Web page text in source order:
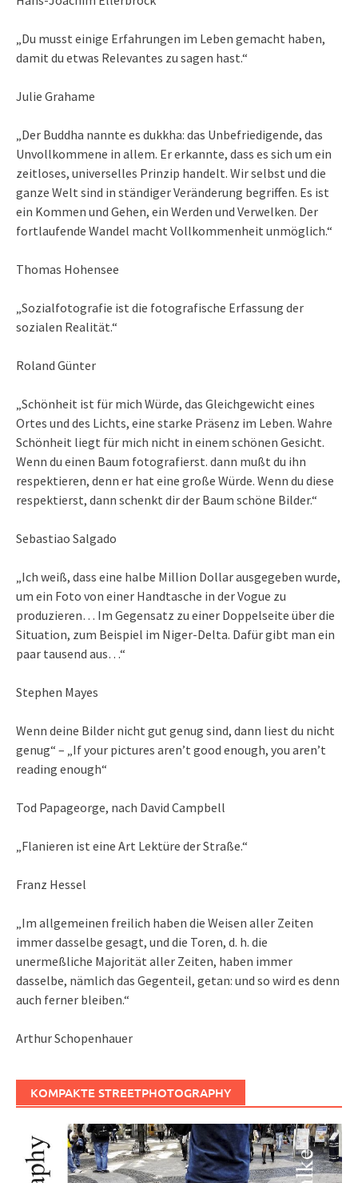
„Du musst einige Erfahrungen im Leben gemacht haben,
damit du etwas Relevantes zu sagen hast.“
Julie Grahame
„Der Buddha nannte es dukkha: das Unbefriedigende, das
Unvollkommene in allem. Er erkannte, dass es sich um ein
zeitloses, universelles Prinzip handelt. Wir selbst und die
ganze Welt sind in ständiger Veränderung begriffen. Es ist
ein Kommen und Gehen, ein Werden und Verwelken. Der
fortlaufende Wandel macht Vollkommenheit unmöglich.“
Thomas Hohensee
„Sozialfotografie ist die fotografische Erfassung der
sozialen Realität.“
Roland Günter
„Schönheit ist für mich Würde, das Gleichgewicht eines
Ortes und des Lichts, eine starke Präsenz im Leben. Wahre
Schönheit liegt für mich nicht in einem schönen Gesicht.
Wenn du einen Baum fotografierst. dann mußt du ihn
respektieren, denn er hat eine große Würde. Wenn du diese
respektierst, dann schenkt dir der Baum schöne Bilder.“
Sebastiao Salgado
„Ich weiß, dass eine halbe Million Dollar ausgegeben wurde,
um ein Foto von einer Handtasche in der Vogue zu
produzieren… Im Gegensatz zu einer Doppelseite über die
Situation, zum Beispiel im Niger-Delta. Dafür gibt man ein
paar tausend aus…“
Stephen Mayes
Wenn deine Bilder nicht gut genug sind, dann liest du nicht
genug“ – „If your pictures aren’t good enough, you aren’t
reading enough“
Tod Papageorge, nach David Campbell
„Flanieren ist eine Art Lektüre der Straße.“
Franz Hessel
„Im allgemeinen freilich haben die Weisen aller Zeiten
immer dasselbe gesagt, und die Toren, d. h. die
unermeßliche Majorität aller Zeiten, haben immer
dasselbe, nämlich das Gegenteil, getan: und so wird es denn
auch ferner bleiben.“
Arthur Schopenhauer
KOMPAKTE STREETPHOTOGRAPHY